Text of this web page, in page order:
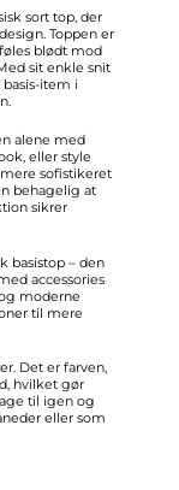
sort top, der
Toppen er
blødt mod
sit enkle snit
item i
alene med
eller style
sofistikeret
behagelig at
sikrer
basistop – den
accessories
moderne
til mere
Det er farven,
hvilket gør
til igen og
eller som